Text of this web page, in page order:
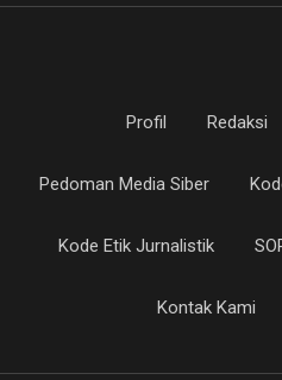
Profil Redaksi
Pedoman Media Siber
Kode Etik Jurnalistik
Kontak Kami